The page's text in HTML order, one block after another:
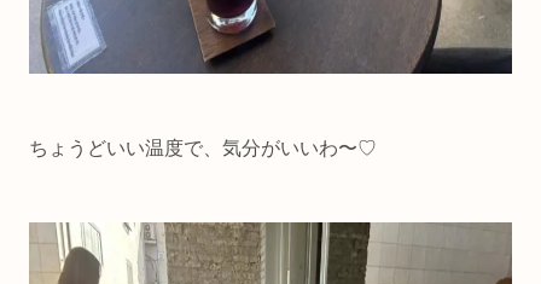
ちょうどいい温度で、気分がいいわ〜♡